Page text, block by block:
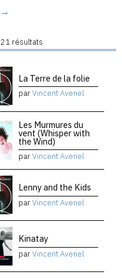
→
21 résultats
La Terre de la folie
parVincent Avenel
Les Murmures du
vent (Whisper with
the Wind)
parVincent Avenel
Lenny and the Kids
parVincent Avenel
Kinatay
parVincent Avenel